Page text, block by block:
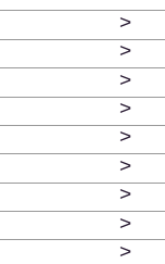
>
>
>
>
>
>
>
>
>